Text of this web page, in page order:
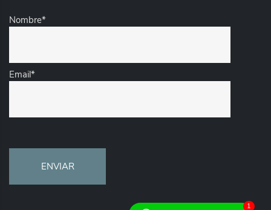
Nombre*
Email*
1